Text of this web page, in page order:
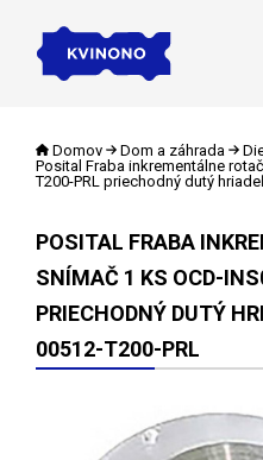
Domov Dom a záhrada
Posital Fraba inkrementálne
T200-PRL priechodný dutý
POSITAL FRABA
SNÍMAČ 1 KS OCD-
PRIECHODNÝ DUTÝ
00512-T200-PRL